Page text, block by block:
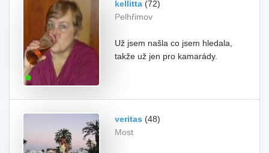
kellitta (72)
Pelhřimov
Už jsem našla co jsem hledala,
takže už jen pro kamarády.
veritas (48)
Most